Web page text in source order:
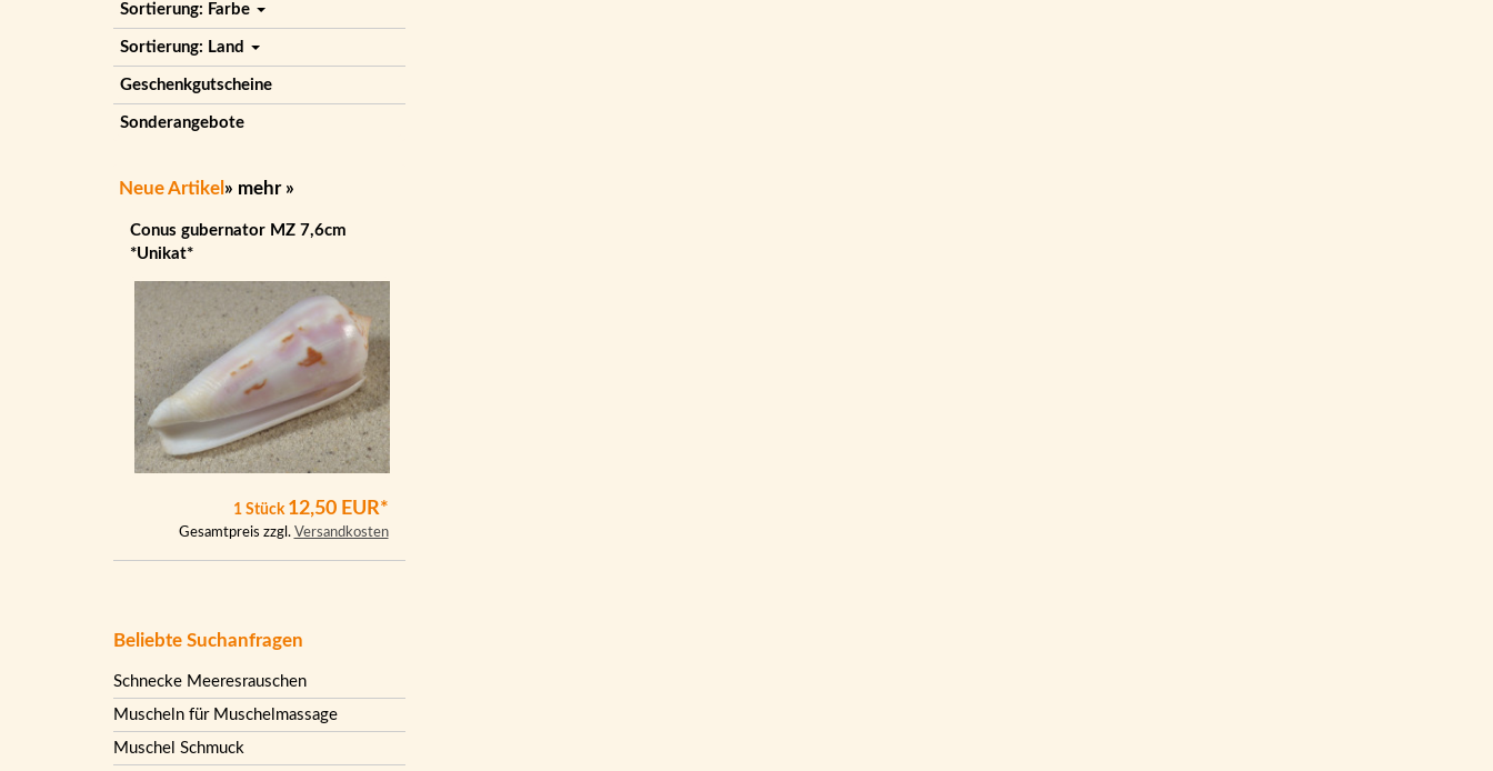
Sortierung: Farbe
Sortierung: Land
Geschenkgutscheine
Sonderangebote
Neue Artikel » mehr »
Conus gubernator MZ 7,6cm
*Unikat*
1 Stück 12,50 EUR*
Gesamtpreis zzgl. Versandkosten
Beliebte Suchanfragen
Schnecke Meeresrauschen
Muscheln für Muschelmassage
Muschel Schmuck